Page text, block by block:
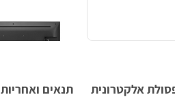
אלקטרונית תנאים ואחריות